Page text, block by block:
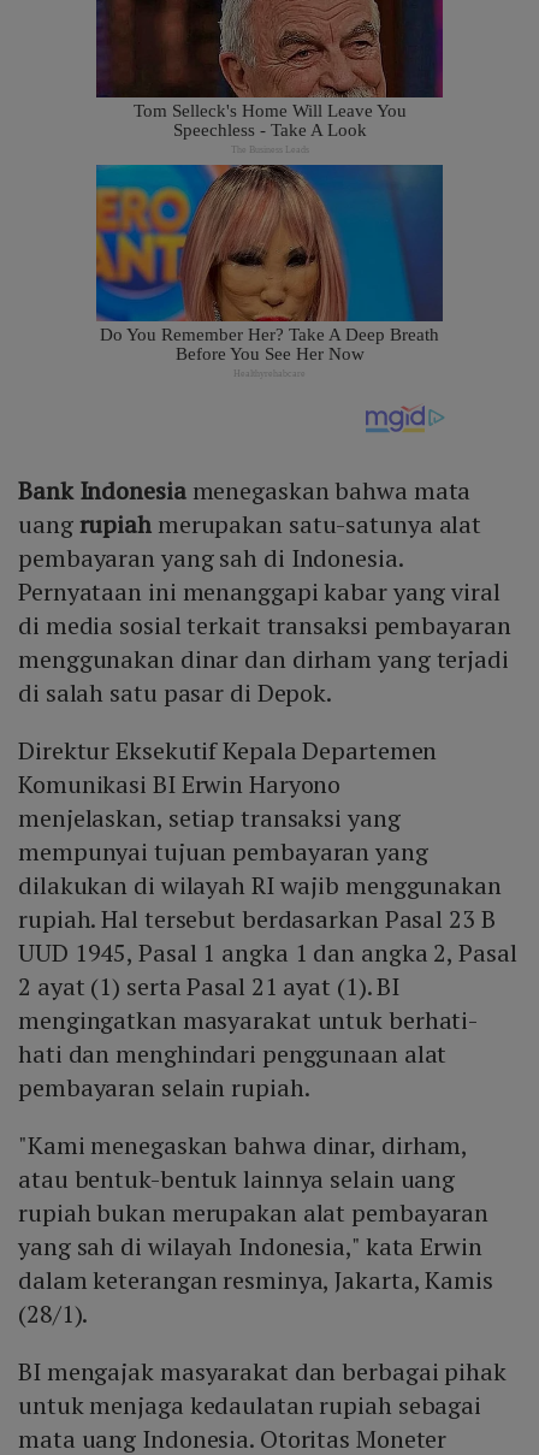
Bank Indonesia menegaskan bahwa mata
uangrupiah merupakan satu-satunya alat
pembayaran yang sah di Indonesia.
Pernyataan ini menanggapi kabar yang viral
di media sosial terkait transaksi pembayaran
menggunakan dinar dan dirham yang terjadi
di salah satu pasar di Depok.
Direktur Eksekutif Kepala Departemen
Komunikasi BI Erwin Haryono
menjelaskan, setiap transaksi yang
mempunyai tujuan pembayaran yang
dilakukan di wilayah RI wajib menggunakan
rupiah. Hal tersebut berdasarkan Pasal 23 B
UUD 1945, Pasal 1 angka 1 dan angka 2, Pasal
2 ayat (1) serta Pasal 21 ayat (1). BI
mengingatkan masyarakat untuk berhati-
hati dan menghindari penggunaan alat
pembayaran selain rupiah.
"Kami menegaskan bahwa dinar, dirham,
atau bentuk-bentuk lainnya selain uang
rupiah bukan merupakan alat pembayaran
yang sah di wilayah Indonesia," kata Erwin
dalam keterangan resminya, Jakarta, Kamis
(28/1).
BI mengajak masyarakat dan berbagai pihak
untuk menjaga kedaulatan rupiah sebagai
mata uang Indonesia. Otoritas Moneter